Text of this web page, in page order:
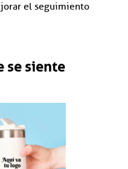
el seguimiento
se siente